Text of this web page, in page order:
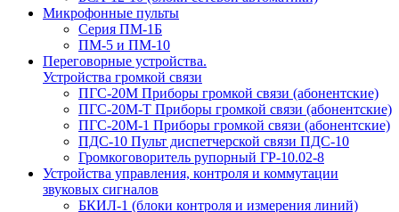
Микрофонные пульты
Серия ПМ-1Б
ПМ-5 и ПМ-10
Переговорные устройства.
Устройства громкой связи
ПГС-20М Приборы громкой связи (абонентские)
ПГС-20М-Т Приборы громкой связи (абонентские)
ПГС-20М-1 Приборы громкой связи (абонентские)
ПДС-10 Пульт диспетчерской связи ПДС-10
Громкоговоритель рупорный ГР-10.02-8
Устройства управления, контроля и коммутации
звуковых сигналов
БКИЛ-1 (блоки контроля и измерения линий)